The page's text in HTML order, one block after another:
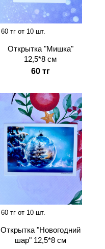
60 тг от 10 шт.
Открытка "Мишка"
12,5*8 см
60 тг
60 тг от 10 шт.
Открытка "Новогодний
шар" 12,5*8 см